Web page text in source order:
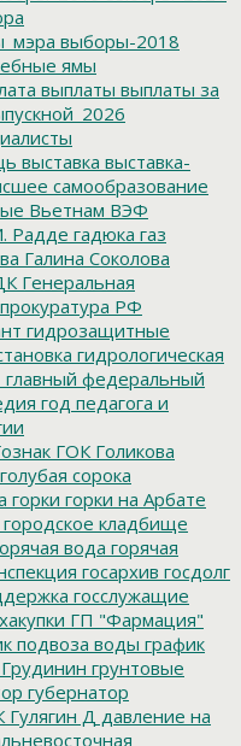
выборы-2018
ямы
выплаты выплаты за
выставка выставка-
самообразование
Вьетнам ВЭФ
Радде гадюка газ
Галина Соколова
Генеральная
РФ
гидрозащитные
гидрологическая
главный федеральный
год педагога и
ГОК Голикова
голубая сорока
горки горки на Арбате
городское кладбище
вода горячая
госархив госдолг
госслужащие
ГП "Фармация"
подвоза воды график
Грудинин грунтовые
губернатор
Гулягин Д давление на